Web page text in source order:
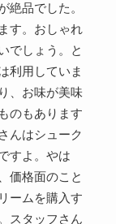
絶品でした。
す。おしゃれ
でしょう。と
利用していま
、お味が美味
のもあります
んはシューク
すよ。やは
価格面のこと
ームを購入す
スタッフさん